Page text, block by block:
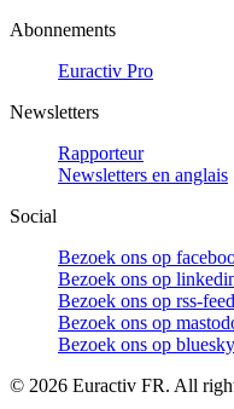
Abonnements
Euractiv Pro
Newsletters
Rapporteur
Newsletters en anglais
Social
Bezoek ons op
Bezoek ons op
Bezoek ons op rss-feed
Bezoek ons op
Bezoek ons op bluesky
© 2026 Euractiv FR. All